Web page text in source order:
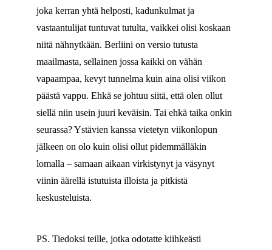
joka kerran yhtä helposti, kadunkulmat ja
vastaantulijat tuntuvat tutulta, vaikkei olisi koskaan
niitä nähnytkään. Berliini on versio tutusta
maailmasta, sellainen jossa kaikki on vähän
vapaampaa, kevyt tunnelma kuin aina olisi viikon
päästä vappu. Ehkä se johtuu siitä, että olen ollut
siellä niin usein juuri keväisin. Tai ehkä taika onkin
seurassa? Ystävien kanssa vietetyn viikonlopun
jälkeen on olo kuin olisi ollut pidemmälläkin
lomalla – samaan aikaan virkistynyt ja väsynyt
viinin äärellä istutuista illoista ja pitkistä
keskusteluista.
PS. Tiedoksi teille, jotka odotatte kiihkeästi